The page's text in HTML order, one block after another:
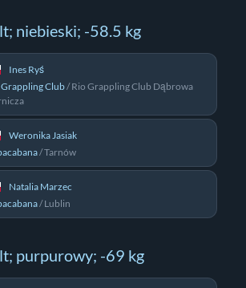
niebieski; -58.5 kg
Ines Ryś
Grappling Club/Rio Grappling Club Dąbrowa
Weronika Jasiak
/Tarnów
Natalia Marzec
/Lublin
purpurowy; -69 kg